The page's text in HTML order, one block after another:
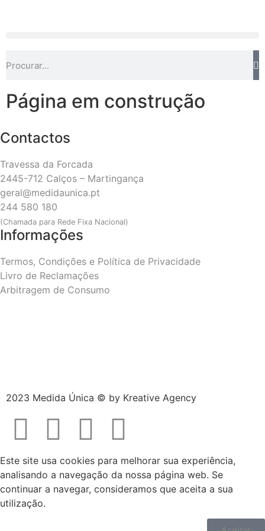
Página em construção
Contactos
Travessa da Forcada
2445-712 Calços – Martingança
geral@medidaunica.pt
244 580 180
(Chamada para Rede Fixa Nacional)
Informações
Termos, Condições e Política de Privacidade
Livro de Reclamações
Arbitragem de Consumo
2023 Medida Única © by Kreative Agency
Este site usa cookies para melhorar sua experiência,
analisando a navegação da nossa página web. Se
continuar a navegar, consideramos que aceita a sua
utilização.